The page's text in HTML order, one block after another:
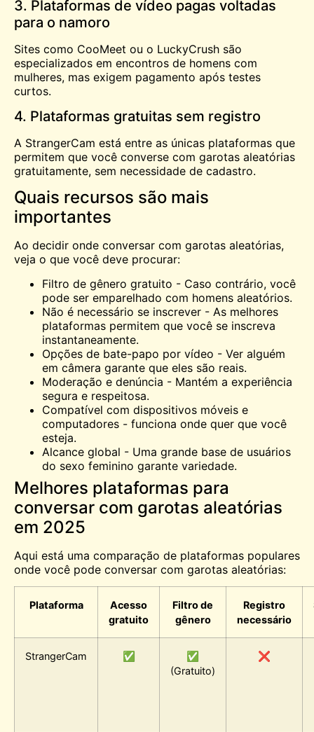
3. Plataformas de vídeo pagas voltadas
para o namoro
Sites como CooMeet ou o LuckyCrush são
especializados em encontros de homens com
mulheres, mas exigem pagamento após testes
curtos.
4. Plataformas gratuitas sem registro
A StrangerCam está entre as únicas plataformas que
permitem que você converse com garotas aleatórias
gratuitamente, sem necessidade de cadastro.
Quais recursos são mais
importantes
Ao decidir onde conversar com garotas aleatórias,
veja o que você deve procurar:
Filtro de gênero gratuito - Caso contrário, você
pode ser emparelhado com homens aleatórios.
Não é necessário se inscrever - As melhores
plataformas permitem que você se inscreva
instantaneamente.
Opções de bate-papo por vídeo - Ver alguém
em câmera garante que eles são reais.
Moderação e denúncia - Mantém a experiência
segura e respeitosa.
Compatível com dispositivos móveis e
computadores - funciona onde quer que você
esteja.
Alcance global - Uma grande base de usuários
do sexo feminino garante variedade.
Melhores plataformas para
conversar com garotas aleatórias
em 2025
Aqui está uma comparação de plataformas populares
onde você pode conversar com garotas aleatórias:
Plataforma
Acesso
gratuito
Filtro de
gênero
Registro
necessário
StrangerCam ✅
✅
(Gratuito)
❌